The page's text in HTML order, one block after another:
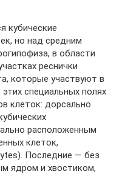
кубические
но над средним
в области
реснички
которые участвуют в
специальных полях
клеток: дорсально
расположенным
клеток,
Последние — без
ядром и хвостиком,